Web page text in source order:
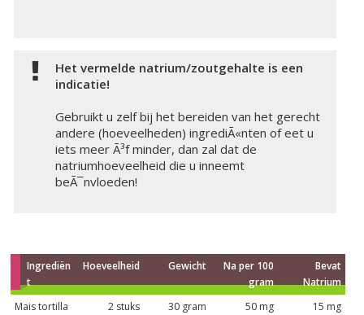
Het vermelde natrium/zoutgehalte is een
indicatie!
Gebruikt u zelf bij het bereiden van het gerecht
andere (hoeveelheden) ingrediÃ«nten of eet u
iets meer Ã³f minder, dan zal dat de
natriumhoeveelheid die u inneemt
beÃ¯nvloeden!
Ingrediën
t
Hoeveelheid Gewicht
Na per 100
gram
Bevat
Natrium
Mais tortilla
2 stuks 30 gram 50 mg 15 mg